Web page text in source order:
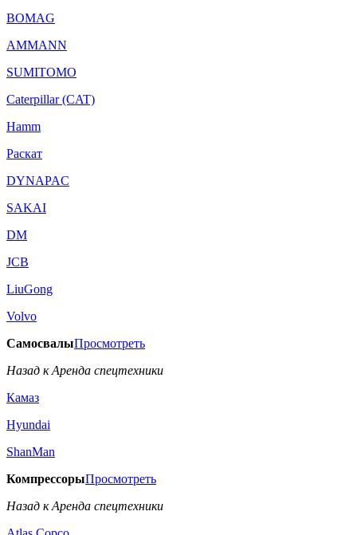
BOMAG
AMMANN
SUMITOMO
Caterpillar (CAT)
Hamm
Раскат
DYNAPAC
SAKAI
DM
JCB
LiuGong
Volvo
СамосвалыПросмотреть
Назад к Аренда спецтехники
Камаз
Hyundai
ShanMan
КомпрессорыПросмотреть
Назад к Аренда спецтехники